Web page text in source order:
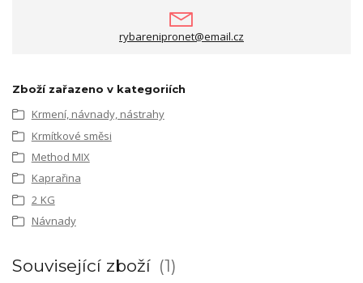
rybarenipronet@email.cz
Zboží zařazeno v kategoriích
Krmení, návnady, nástrahy
Krmítkové směsi
Method MIX
Kaprařina
2 KG
Návnady
Související zboží 1